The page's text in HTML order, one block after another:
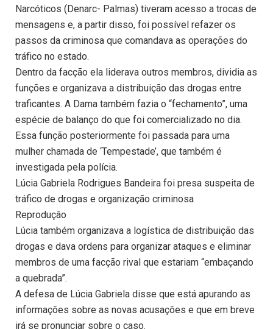
Narcóticos (Denarc- Palmas) tiveram acesso a trocas de
mensagens e, a partir disso, foi possível refazer os
passos da criminosa que comandava as operações do
tráfico no estado.
Dentro da facção ela liderava outros membros, dividia as
funções e organizava a distribuição das drogas entre
traficantes. A Dama também fazia o “fechamento”, uma
espécie de balanço do que foi comercializado no dia.
Essa função posteriormente foi passada para uma
mulher chamada de ‘Tempestade’, que também é
investigada pela polícia.
Lúcia Gabriela Rodrigues Bandeira foi presa suspeita de
tráfico de drogas e organização criminosa
Reprodução
Lúcia também organizava a logística de distribuição das
drogas e dava ordens para organizar ataques e eliminar
membros de uma facção rival que estariam “embaçando
a quebrada”.
A defesa de Lúcia Gabriela disse que está apurando as
informações sobre as novas acusações e que em breve
irá se pronunciar sobre o caso.